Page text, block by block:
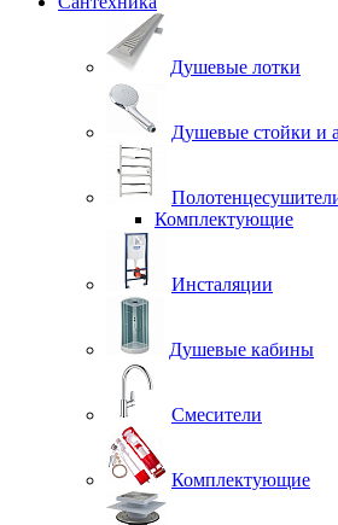
Душевые лотки
Душевые стойки и
Комплектующие
Инсталяции
Душевые кабины
Смесители
Комплектующие